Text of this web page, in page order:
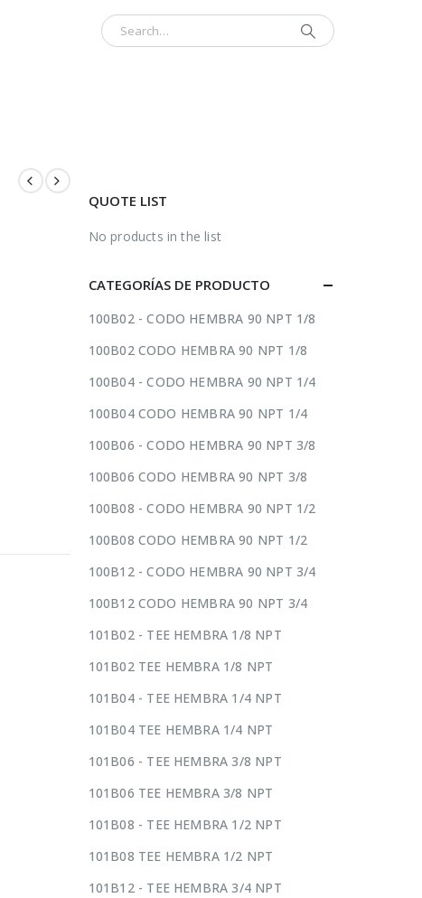
QUOTE LIST
No products in the list
CATEGORÍAS DE PRODUCTO
100B02 - CODO HEMBRA 90 NPT 1/8
100B02 CODO HEMBRA 90 NPT 1/8
100B04 - CODO HEMBRA 90 NPT 1/4
100B04 CODO HEMBRA 90 NPT 1/4
100B06 - CODO HEMBRA 90 NPT 3/8
100B06 CODO HEMBRA 90 NPT 3/8
100B08 - CODO HEMBRA 90 NPT 1/2
100B08 CODO HEMBRA 90 NPT 1/2
100B12 - CODO HEMBRA 90 NPT 3/4
100B12 CODO HEMBRA 90 NPT 3/4
101B02 - TEE HEMBRA 1/8 NPT
101B02 TEE HEMBRA 1/8 NPT
101B04 - TEE HEMBRA 1/4 NPT
101B04 TEE HEMBRA 1/4 NPT
101B06 - TEE HEMBRA 3/8 NPT
101B06 TEE HEMBRA 3/8 NPT
101B08 - TEE HEMBRA 1/2 NPT
101B08 TEE HEMBRA 1/2 NPT
101B12 - TEE HEMBRA 3/4 NPT